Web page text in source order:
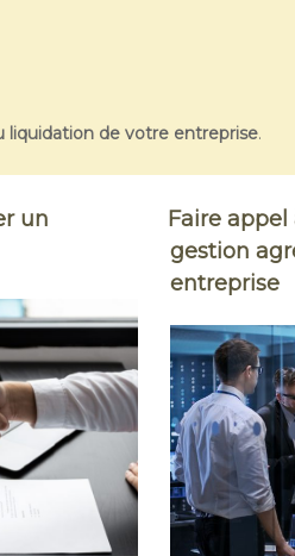
liquidation de votre entreprise.
un
Faire
gestion
entreprise